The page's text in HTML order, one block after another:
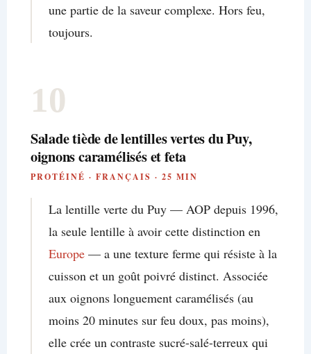
une partie de la saveur complexe. Hors feu,
toujours.
10
Salade tiède de lentilles vertes du Puy,
oignons caramélisés et feta
PROTÉINÉ · FRANÇAIS · 25 MIN
La lentille verte du Puy — AOP depuis 1996,
la seule lentille à avoir cette distinction en
Europe— a une texture ferme qui résiste à la
cuisson et un goût poivré distinct. Associée
aux oignons longuement caramélisés (au
moins 20 minutes sur feu doux, pas moins),
elle crée un contraste sucré-salé-terreux qui